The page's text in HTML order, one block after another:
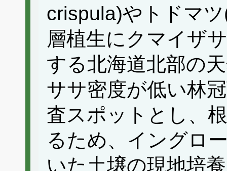
crispula)やトドマ
層植生にクマイザ
する北海道北部の
ササ密度が低い林
査スポットとし、
るため、イングロ
いた土壌の現地培